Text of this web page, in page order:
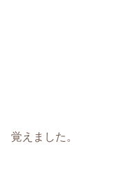
覚えました。